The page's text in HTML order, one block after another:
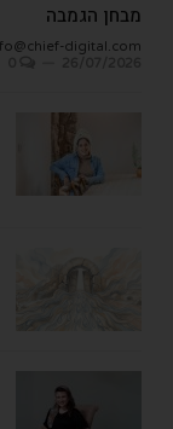
מבחן הגמבה
digital.com